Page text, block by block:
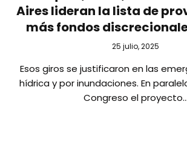
Aires lideran la lista de
más fondos
25 julio, 2025
Esos giros se justificaron en las
hídrica y por inundaciones. En
Congreso el proyecto…